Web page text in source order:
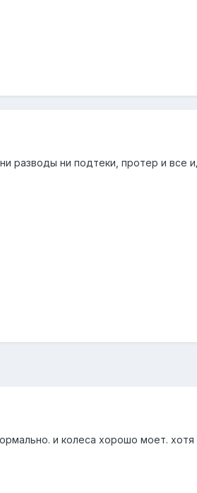
разводы ни подтеки, протер и все
и колеса хорошо моет.